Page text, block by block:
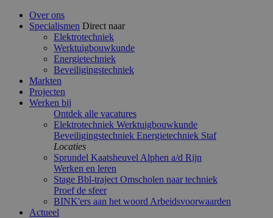
Over ons
Specialismen Direct naar
Elektrotechniek
Werktuigbouwkunde
Energietechniek
Beveiligingstechniek
Markten
Projecten
Werken bij
Ontdek alle vacatures
Elektrotechniek Werktuigbouwkunde
Beveiligingstechniek Energietechniek Staf
Locaties
Sprundel Kaatsheuvel Alphen a/d Rijn
Werken en leren
Stage Bbl-traject Omscholen naar techniek
Proef de sfeer
BINK'ers aan het woord Arbeidsvoorwaarden
Actueel